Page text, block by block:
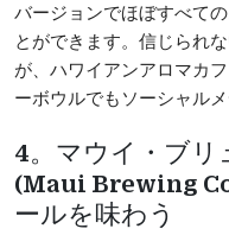
バージョンでほぼすべて
とができます。信じられ
が、ハワイアンアロマカ
ーボウルでもソーシャル
4。マウイ・ブリ
(Maui Brewing
ールを味わう